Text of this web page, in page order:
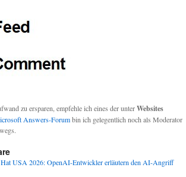
zu ersparen, empfehle ich eines der unterWebsites
Answers-Forumbin ich gelegentlich noch als Moderator
USA 2026: OpenAI-Entwickler erläutern den AI-Angriff